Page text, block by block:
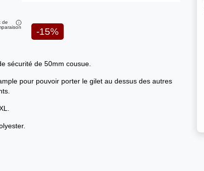
de
-15%
sécurité de 50mm cousue.
pour pouvoir porter le gilet au dessus des autres